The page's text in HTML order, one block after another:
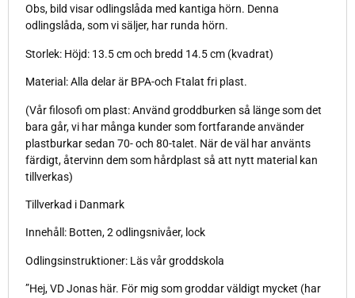
Obs, bild visar odlingslåda med kantiga hörn. Denna
odlingslåda, som vi säljer, har runda hörn.
Storlek: Höjd: 13.5 cm och bredd 14.5 cm (kvadrat)
Material: Alla delar är BPA-och Ftalat fri plast.
(Vår filosofi om plast: Använd groddburken så länge som det
bara går, vi har många kunder som fortfarande använder
plastburkar sedan 70- och 80-talet. När de väl har använts
färdigt, återvinn dem som hårdplast så att nytt material kan
tillverkas)
Tillverkad i Danmark
Innehåll: Botten, 2 odlingsnivåer, lock
Odlingsinstruktioner: Läs vår groddskola
”Hej, VD Jonas här. För mig som groddar väldigt mycket (har